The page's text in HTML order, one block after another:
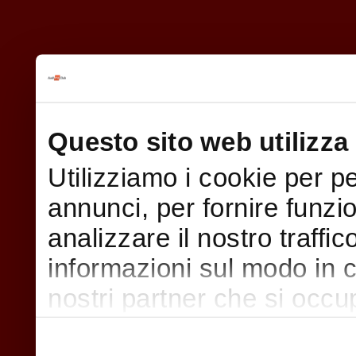
Questo sito web utilizza
Utilizziamo i cookie per
annunci, per fornire
analizzare il nostro
informazioni sul modo in
nostri partner che si